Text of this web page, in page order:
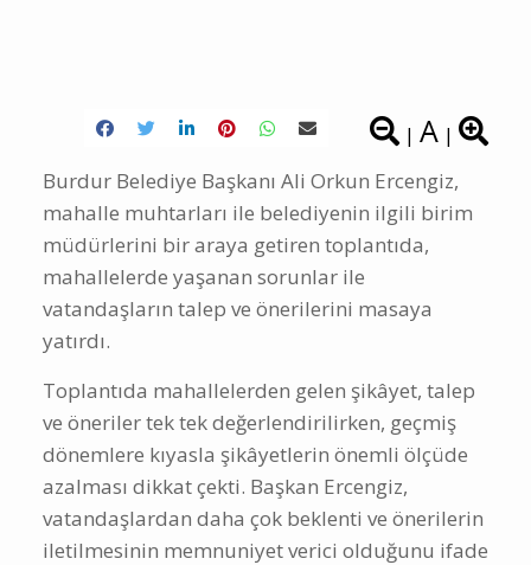
| A |
Burdur Belediye Başkanı Ali Orkun Ercengiz,
mahalle muhtarları ile belediyenin ilgili birim
müdürlerini bir araya getiren toplantıda,
mahallelerde yaşanan sorunlar ile
vatandaşların talep ve önerilerini masaya
yatırdı.
Toplantıda mahallelerden gelen şikâyet, talep
ve öneriler tek tek değerlendirilirken, geçmiş
dönemlere kıyasla şikâyetlerin önemli ölçüde
azalması dikkat çekti. Başkan Ercengiz,
vatandaşlardan daha çok beklenti ve önerilerin
iletilmesinin memnuniyet verici olduğunu ifade